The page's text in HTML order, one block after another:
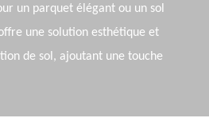
un parquet élégant ou un sol
une solution esthétique et
de sol, ajoutant une touche